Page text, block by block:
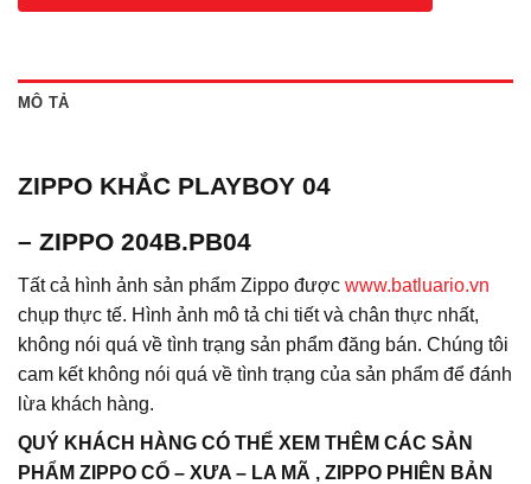
MÔ TẢ
ZIPPO KHẮC PLAYBOY 04
– ZIPPO 204B.PB04
Tất cả hình ảnh sản phẩm Zippo được www.batluario.vn
chụp thực tế. Hình ảnh mô tả chi tiết và chân thực nhất,
không nói quá về tình trạng sản phẩm đăng bán. Chúng tôi
cam kết không nói quá về tình trạng của sản phẩm để đánh
lừa khách hàng.
QUÝ KHÁCH HÀNG CÓ THỂ XEM THÊM CÁC SẢN
PHẨM ZIPPO CỔ – XƯA – LA MÃ , ZIPPO PHIÊN BẢN